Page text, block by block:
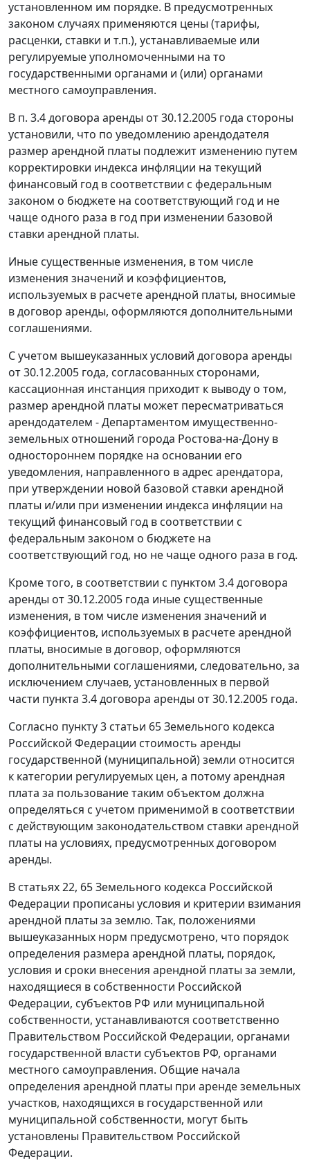
установленном им порядке. В предусмотренных
законом случаях применяются цены (тарифы,
расценки, ставки и т.п.), устанавливаемые или
регулируемые уполномоченными на то
государственными органами и (или) органами
местного самоуправления.
В п. 3.4 договора аренды от 30.12.2005 года стороны
установили, что по уведомлению арендодателя
размер арендной платы подлежит изменению путем
корректировки индекса инфляции на текущий
финансовый год в соответствии с федеральным
законом о бюджете на соответствующий год и не
чаще одного раза в год при изменении базовой
ставки арендной платы.
Иные существенные изменения, в том числе
изменения значений и коэффициентов,
используемых в расчете арендной платы, вносимые
в договор аренды, оформляются дополнительными
соглашениями.
С учетом вышеуказанных условий договора аренды
от 30.12.2005 года, согласованных сторонами,
кассационная инстанция приходит к выводу о том,
размер арендной платы может пересматриваться
арендодателем - Департаментом имущественно-
земельных отношений города Ростова-на-Дону в
одностороннем порядке на основании его
уведомления, направленного в адрес арендатора,
при утверждении новой базовой ставки арендной
платы и/или при изменении индекса инфляции на
текущий финансовый год в соответствии с
федеральным законом о бюджете на
соответствующий год, но не чаще одного раза в год.
Кроме того, в соответствии с пунктом 3.4 договора
аренды от 30.12.2005 года иные существенные
изменения, в том числе изменения значений и
коэффициентов, используемых в расчете арендной
платы, вносимые в договор, оформляются
дополнительными соглашениями, следовательно, за
исключением случаев, установленных в первой
части пункта 3.4 договора аренды от 30.12.2005 года.
Согласно пункту 3 статьи 65Земельного кодекса
Российской Федерации стоимость аренды
государственной (муниципальной) земли относится
к категории регулируемых цен, а потому арендная
плата за пользование таким объектом должна
определяться с учетом применимой в соответствии
с действующим законодательством ставки арендной
платы на условиях, предусмотренных договором
аренды.
В статьях 22, 65Земельного кодекса Российской
Федерации прописаны условия и критерии взимания
арендной платы за землю. Так, положениями
вышеуказанных норм предусмотрено, что порядок
определения размера арендной платы, порядок,
условия и сроки внесения арендной платы за земли,
находящиеся в собственности Российской
Федерации, субъектов РФ или муниципальной
собственности, устанавливаются соответственно
Правительством Российской Федерации, органами
государственной власти субъектов РФ, органами
местного самоуправления. Общие начала
определения арендной платы при аренде земельных
участков, находящихся в государственной или
муниципальной собственности, могут быть
установлены Правительством Российской
Федерации.